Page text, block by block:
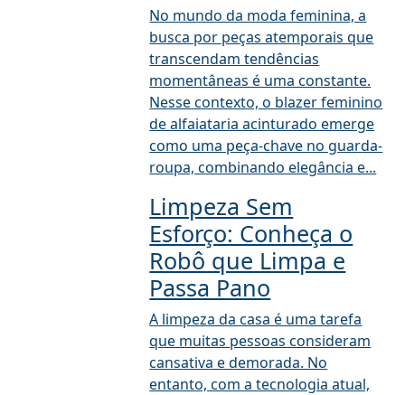
No mundo da moda feminina, a
busca por peças atemporais que
transcendam tendências
momentâneas é uma constante.
Nesse contexto, o blazer feminino
de alfaiataria acinturado emerge
como uma peça-chave no guarda-
roupa, combinando elegância e...
Limpeza Sem
Esforço: Conheça o
Robô que Limpa e
Passa Pano
A limpeza da casa é uma tarefa
que muitas pessoas consideram
cansativa e demorada. No
entanto, com a tecnologia atual,